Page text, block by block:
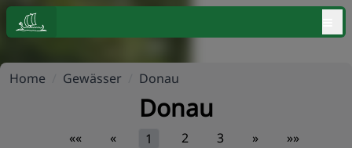
Home Gewässer Donau
Donau
«« « 1 2 3 » »»